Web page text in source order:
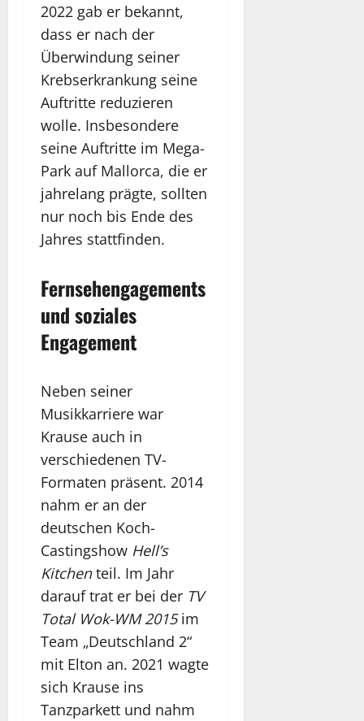
2022 gab er bekannt,
dass er nach der
Überwindung seiner
Krebserkrankung seine
Auftritte reduzieren
wolle. Insbesondere
seine Auftritte im Mega-
Park auf Mallorca, die er
jahrelang prägte, sollten
nur noch bis Ende des
Jahres stattfinden.
Fernsehengagements
und soziales
Engagement
Neben seiner
Musikkarriere war
Krause auch in
verschiedenen TV-
Formaten präsent. 2014
nahm er an der
deutschen Koch-
Castingshow Hell’s
Kitchenteil. Im Jahr
darauf trat er bei der TV
Total Wok-WM 2015im
Team „Deutschland 2“
mit Elton an. 2021 wagte
sich Krause ins
Tanzparkett und nahm